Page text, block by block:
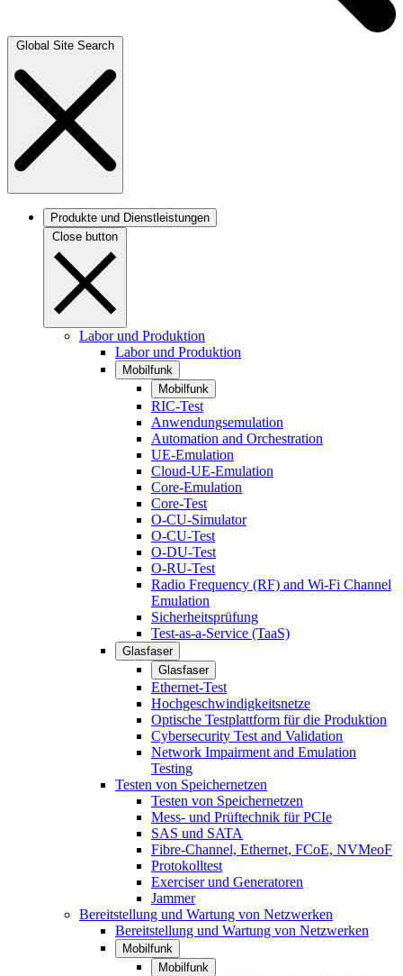
Global Site Search
Produkte und Dienstleistungen
Close button
Labor und Produktion
Labor und Produktion
Mobilfunk
Mobilfunk
RIC-Test
Anwendungsemulation
Automation and Orchestration
UE-Emulation
Cloud-UE-Emulation
Core-Emulation
Core-Test
O-CU-Simulator
O-CU-Test
O-DU-Test
O-RU-Test
Radio Frequency (RF) and Wi-Fi Channel
Emulation
Sicherheitsprüfung
Test-as-a-Service (TaaS)
Glasfaser
Glasfaser
Ethernet-Test
Hochgeschwindigkeitsnetze
Optische Testplattform für die Produktion
Cybersecurity Test and Validation
Network Impairment and Emulation
Testing
Testen von Speichernetzen
Testen von Speichernetzen
Mess- und Prüftechnik für PCIe
SAS und SATA
Fibre-Channel, Ethernet, FCoE, NVMeoF
Protokolltest
Exerciser und Generatoren
Jammer
Bereitstellung und Wartung von Netzwerken
Bereitstellung und Wartung von Netzwerken
Mobilfunk
Mobilfunk